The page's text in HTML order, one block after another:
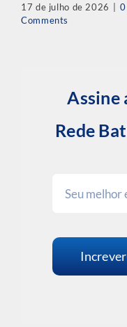
17 de julho de 2026
0
Comments
Assine
Rede